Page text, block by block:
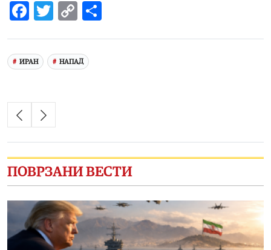
Facebook
Twitter
Copy
ИРАН НАПАД
ПОВРЗАНИ ВЕСТИ